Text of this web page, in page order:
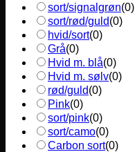
sort/signalgrøn(0)
sort/rød/guld(0)
hvid/sort(0)
Grå(0)
Hvid m. blå(0)
Hvid m. sølv(0)
rød/guld(0)
Pink(0)
sort/pink(0)
sort/camo(0)
Carbon sort(0)